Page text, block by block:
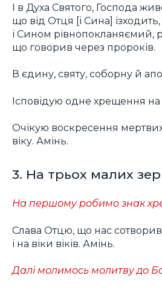
І в Духа Святого, Господа
що від Отця [і Сина]
і Сином рівнопокланяємий,
що говорив через пророків.
В єдину, святу, соборну й
Ісповідую одне хрещення на
Очікую воскресення
віку. Амінь.
3. На трьох малих
На першому робимо знак
Слава Отцю, що нас
і на віки віків. Амінь.
Далі молимось молитву до